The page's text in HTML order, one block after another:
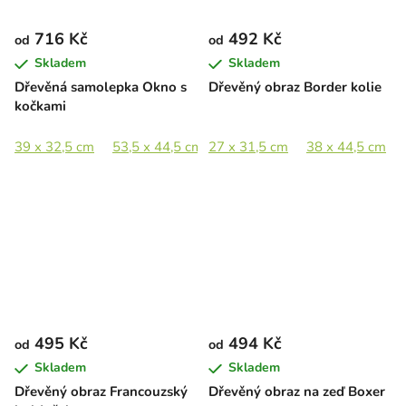
Dřevěná samolepka Okno s
kočkami
od 716 Kč
Skladem
39 x 32,5 cm 53,5 x 44,5 cm 78 x 65 cm
Dřevěný obraz Border kolie
od 492 Kč
Skladem
27 x 31,5 cm 38 x 44,5 cm
Dřevěný obraz Francouzský
od 495 Kč
Skladem
Dřevěný obraz na zeď Boxer
od 494 Kč
Skladem